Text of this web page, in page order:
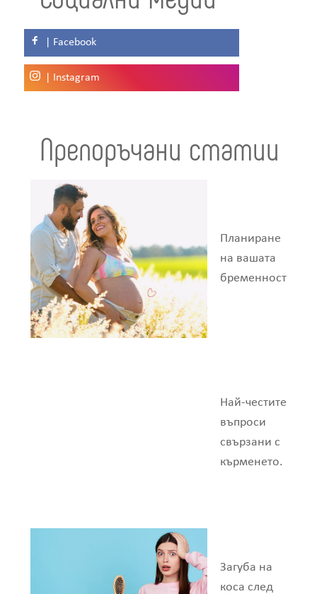
| Facebook
| Instagram
Препоръчани статии
Планиране
на вашата
бременност
Най-честите
въпроси
свързани с
кърменето.
Загуба на
коса след